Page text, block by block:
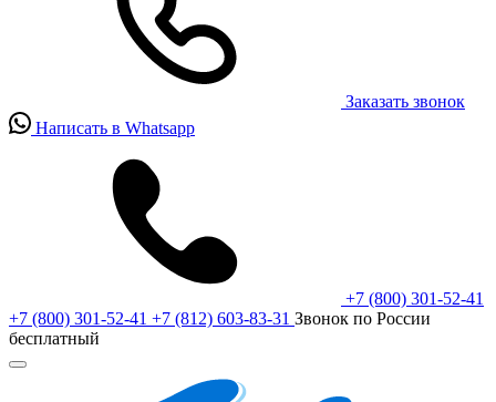
Заказать звонок
Написать в Whatsapp
+7 (800) 301-52-41
+7 (800) 301-52-41 +7 (812) 603-83-31 Звонок по России
бесплатный